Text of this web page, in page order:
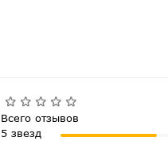
Всего отзывов
5 звезд